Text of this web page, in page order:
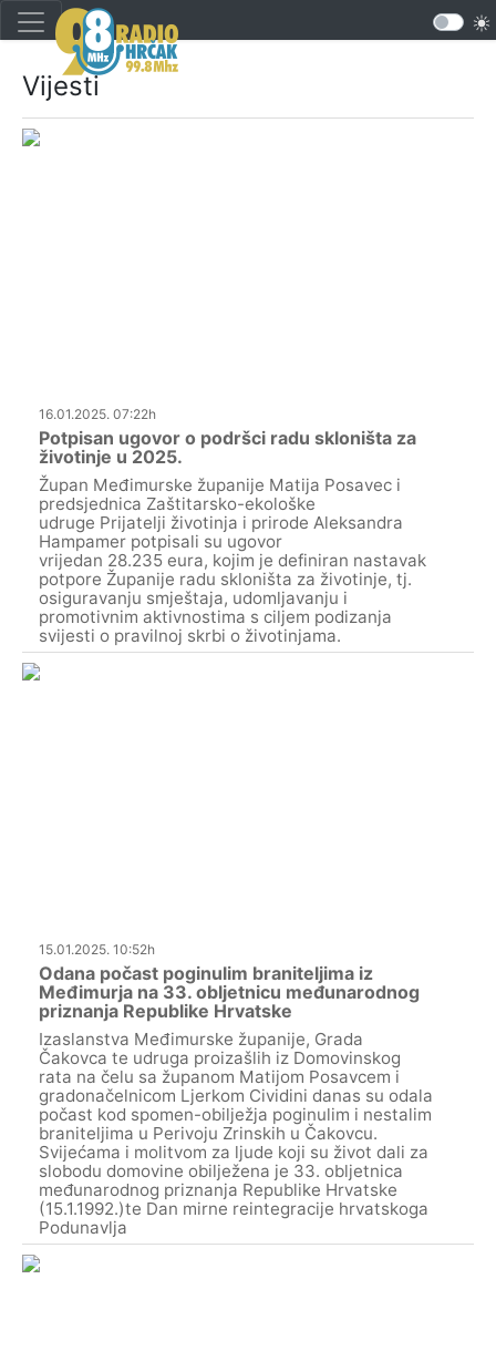
Vijesti
16.01.2025. 07:22h
Potpisan ugovor o podršci radu skloništa za
životinje u 2025.
Župan Međimurske županije Matija Posavec i
predsjednica Zaštitarsko-ekološke
udruge Prijatelji životinja i prirode Aleksandra
Hampamer potpisali su ugovor
vrijedan 28.235 eura, kojim je definiran nastavak
potpore Županije radu skloništa za životinje, tj.
osiguravanju smještaja, udomljavanju i
promotivnim aktivnostima s ciljem podizanja
svijesti o pravilnoj skrbi o životinjama.
15.01.2025. 10:52h
Odana počast poginulim braniteljima iz
Međimurja na 33. obljetnicu međunarodnog
priznanja Republike Hrvatske
Izaslanstva Međimurske županije, Grada
Čakovca te udruga proizašlih iz Domovinskog
rata na čelu sa županom Matijom Posavcem i
gradonačelnicom Ljerkom Cividini danas su odala
počast kod spomen-obilježja poginulim i nestalim
braniteljima u Perivoju Zrinskih u Čakovcu.
Svijećama i molitvom za ljude koji su život dali za
slobodu domovine obilježena je 33. obljetnica
međunarodnog priznanja Republike Hrvatske
(15.1.1992.)te Dan mirne reintegracije hrvatskoga
Podunavlja